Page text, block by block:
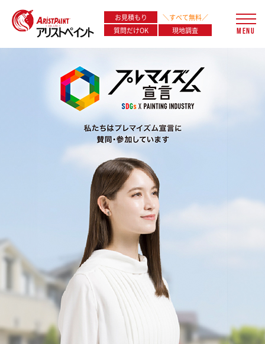
お見積もり
質問だけOK
＼すべて無料／
現地調査
MENU
外壁塗装・屋根塗装専門店
木更津市・君津市・富津市を中心に千葉県全域
神奈川県川崎市・横浜市対応！
耐久性・耐候性が高い
塗装工事はアリストペイントに
おまかせください！
塗装工事はアリストペイントに
おまかせください！
国家資格 自社施工
住まいのお困りごとは
なんでもお聞きください！
屋根塗装
シーリング
防水工事
（ベランダ・屋上）
リフォーム
（屋根・外構工事）